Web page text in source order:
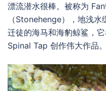
漂流潜水很棒。被称为
（Stonehenge），地浅
迁徒的海马和海豹鲸鲨，
Spinal Tap 创作伟大作品。